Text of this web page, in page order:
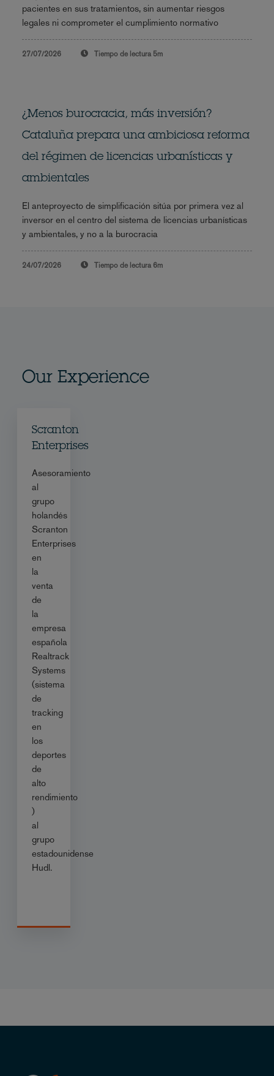
pacientes en sus tratamientos, sin aumentar riesgos
legales ni comprometer el cumplimiento normativo
27/07/2026 Tiempo de lectura 5m
¿Menos burocracia, más inversión?
Cataluña prepara una ambiciosa reforma
del régimen de licencias urbanísticas y
ambientales
El anteproyecto de simplificación sitúa por primera vez al
inversor en el centro del sistema de licencias urbanísticas
y ambientales, y no a la burocracia
24/07/2026 Tiempo de lectura 6m
Our Experience
Scranton
Enterprises
Asesoramiento
al
grupo
holandés
Scranton
Enterprises
en
la
venta
de
la
empresa
española
Realtrack
Systems
(sistema
de
tracking
en
los
deportes
de
alto
rendimiento
)
al
grupo
estadounidense
Hudl.